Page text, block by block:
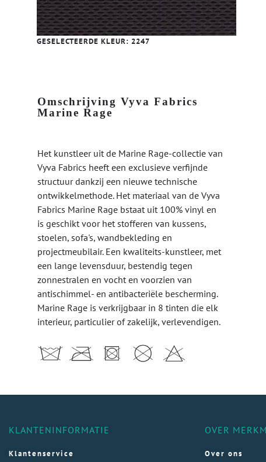
GESELECTEERDE KLEUR: 2247
Omschrijving Vyva Fabrics
Marine Rage
Het kunstleer uit de Marine Rage-collectie van
Vyva Fabrics heeft een exclusieve verfijnde
structuur dankzij een nieuwe technische
ontwikkelmethode. Het materiaal van de Vyva
Fabrics Marine Rage bstaat uit 100% vinyl en
is geschikt voor het stofferen van kussens,
stoelen, sofa's, wandbekleding en
projectmeubilair. Een kwaliteits-kunstleer, met
een lange levensduur, bestendig tegen
zonnestralen en vocht en voorzien van
antischimmel- en antibacteriële bescherming.
Marine Rage is verkrijgbaar in 8 tinten die elk
interieur, particulier of zakelijk, verlevendigen.
KLANTENINFORMATIE
Klantenservice
OVER
Over ons